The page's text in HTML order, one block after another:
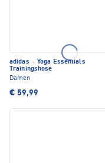
adidas · Yoga Essentials
Trainingshose
Damen
€ 59,99